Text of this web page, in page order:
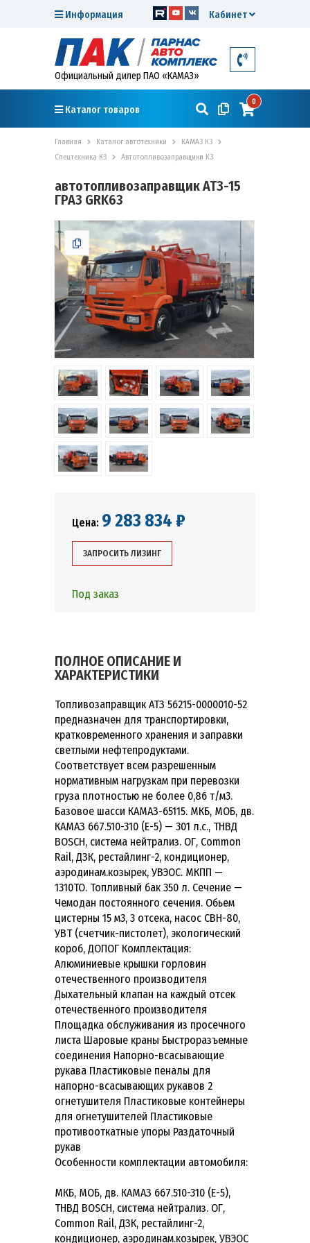
Кабинет
Информация
Официальный дилер ПАО «КАМАЗ»
Каталог товаров
0
Главная Каталог автотехники
КАМАЗ К3
Спецтехника К3
Автотопливозаправщики К3
автотопливозаправщик АТЗ-15
ГРАЗ GRK63
Цена: 9 283 834 ₽
ЗАПРОСИТЬ ЛИЗИНГ
Под заказ
ПОЛНОЕ ОПИСАНИЕ И
ХАРАКТЕРИСТИКИ
Топливозаправщик АТЗ 56215-0000010-52
предназначен для транспортировки,
кратковременного хранения и заправки
светлыми нефтепродуктами.
Соответствует всем разрешенным
нормативным нагрузкам при перевозки
груза плотностью не более 0,86 т/м3.
Базовое шасси КАМАЗ-65115. МКБ, МОБ, дв.
КАМАЗ 667.510-310 (Е-5) — 301 л.с., ТНВД
BOSCH, система нейтрализ. ОГ, Common
Rail, ДЗК, рестайлинг-2, кондиционер,
аэродинам.козырек, УВЭОС. МКПП —
1310ТО. Топливный бак 350 л. Сечение —
Чемодан постоянного сечения. Обьем
цистерны 15 м3, 3 отсека, насос СВН-80,
УВТ (счетчик-пистолет), экологический
короб, ДОПОГ Комплектация:
Алюминиевые крышки горловин
отечественного производителя
Дыхательный клапан на каждый отсек
отечественного производителя
Площадка обслуживания из просечного
листа Шаровые краны Быстроразъемные
соединения Напорно-всасывающие
рукава Пластиковые пеналы для
напорно-всасывающих рукавов 2
огнетушителя Пластиковые контейнеры
для огнетушителей Пластиковые
противооткатные упоры Раздаточный
рукав
Особенности комплектации автомобиля:
МКБ, МОБ, дв. КАМАЗ 667.510-310 (Е-5),
ТНВД BOSCH, система нейтрализ. ОГ,
Common Rail, ДЗК, рестайлинг-2,
кондиционер, аэродинам.козырек, УВЭОС